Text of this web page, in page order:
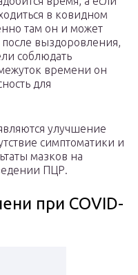
в ковидном
там он и может
выздоровления,
соблюдать
времени он
для
улучшение
симптоматики и
мазков на
ПЦР.
при COVID-